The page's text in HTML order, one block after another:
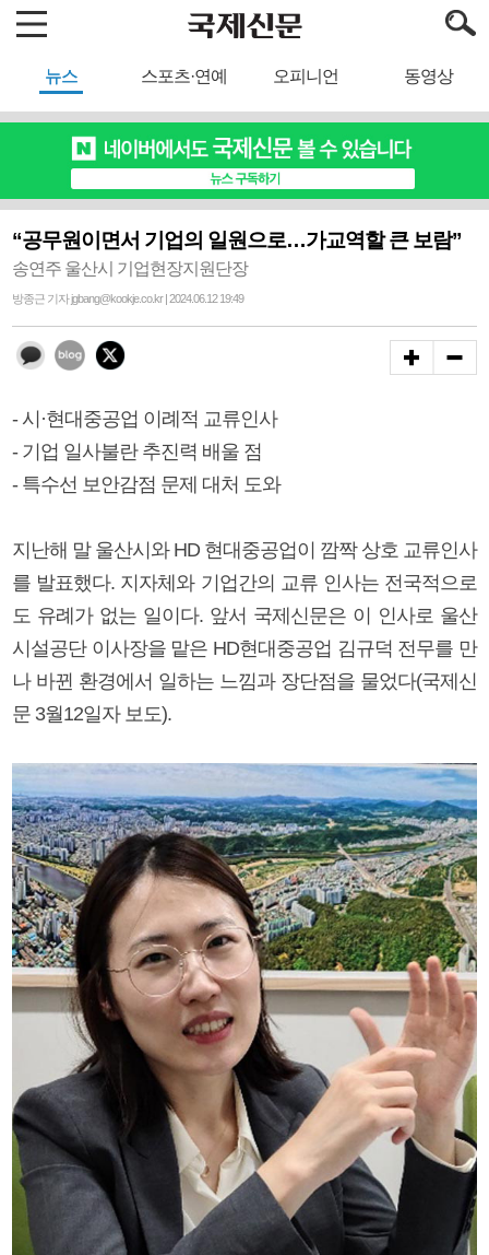
뉴스 스포츠·연예 오피니언 동영상
“공무원이면서 기업의 일원으로…가교역할 큰 보람”
송연주 울산시 기업현장지원단장
방종근 기자 jgbang@kookje.co.kr | 2024.06.12 19:49
- 시·현대중공업 이례적 교류인사
- 기업 일사불란 추진력 배울 점
- 특수선 보안감점 문제 대처 도와
지난해 말 울산시와 HD 현대중공업이 깜짝 상호 교류인사
를 발표했다. 지자체와 기업간의 교류 인사는 전국적으로
도 유례가 없는 일이다. 앞서 국제신문은 이 인사로 울산
시설공단 이사장을 맡은 HD현대중공업 김규덕 전무를 만
나 바뀐 환경에서 일하는 느낌과 장단점을 물었다(국제신
문 3월12일자 보도).